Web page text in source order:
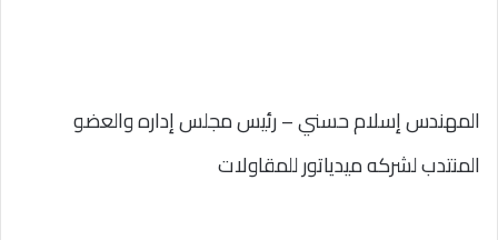
المهندس إسلام حسني – رئيس مجلس إداره والعضو
المنتدب لشركه ميدياتور للمقاولات